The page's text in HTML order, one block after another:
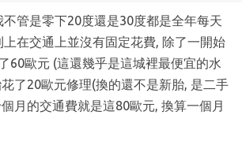
管是零下20度還是30度都是全年每天
在交通上並沒有固定花費, 除了一開始
60歐元 (這還幾乎是這城裡最便宜的水
了20歐元修理(換的還不是新胎, 是二手
月的交通費就是這80歐元, 換算一個月